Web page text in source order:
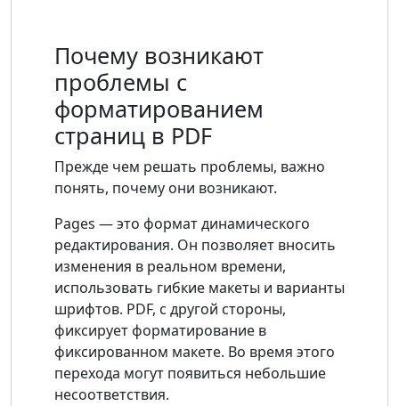
Почему возникают
проблемы с
форматированием
страниц в PDF
Прежде чем решать проблемы, важно
понять, почему они возникают.
Pages — это формат динамического
редактирования. Он позволяет вносить
изменения в реальном времени,
использовать гибкие макеты и варианты
шрифтов. PDF, с другой стороны,
фиксирует форматирование в
фиксированном макете. Во время этого
перехода могут появиться небольшие
несоответствия.